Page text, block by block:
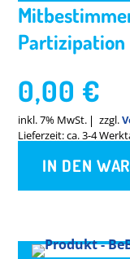
Partizipation
0,00 €
inkl. 7% MwSt. zzgl.
Lieferzeit: ca. 3-4
IN DEN